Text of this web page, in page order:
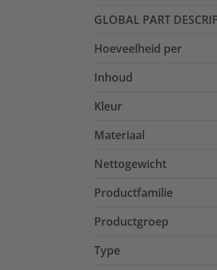
GLOBAL PART
Hoeveelheid per
Inhoud
Kleur
Materiaal
Nettogewicht
Productfamilie
Productgroep
Type